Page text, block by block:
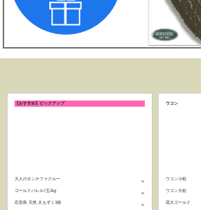
【おすすめ】ピックアップ
大人のタンナファクルー
ゴールドバレル1玉2kg
石垣島 天然 太もずく3袋
ウコン
ウコン小粒
ウコン大粒
琉大ゴールド